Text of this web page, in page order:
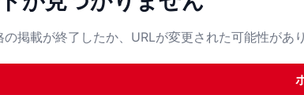
の掲載が終了したか、URLが変更された可能性があり